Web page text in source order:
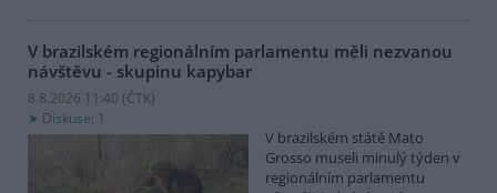
V brazilském regionálním parlamentu měli nezvanou
návštěvu - skupinu kapybar
8.8.2026 11:40 (ČTK)
Diskuse: 1
V brazilském státě Mato
Grosso museli minulý týden v
regionálním parlamentu